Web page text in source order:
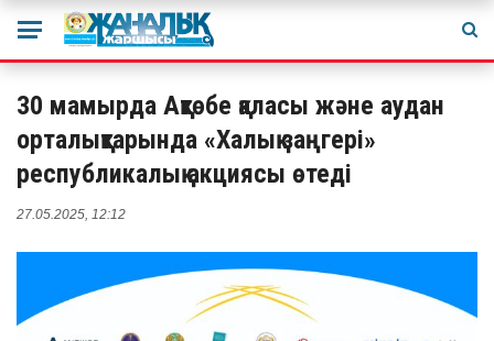
30 мамырда Ақтөбе қаласы және аудан
орталықтарында «Халық заңгері»
республикалық акциясы өтеді
27.05.2025, 12:12